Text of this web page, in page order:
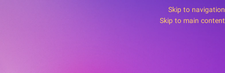
Skip to navigation
Skip to main content